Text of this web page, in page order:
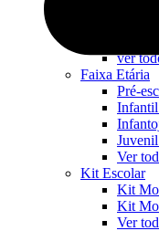
ver
Faixa Etária
Pré-
Ver
Kit Escolar
Kit
Kit
Ver